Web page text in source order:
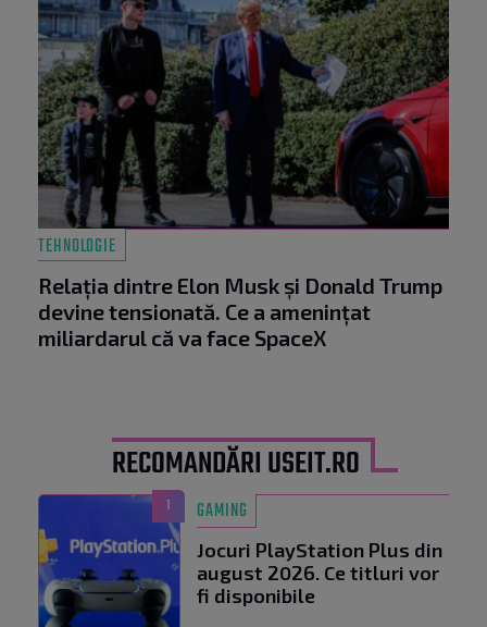
TEHNOLOGIE
Relația dintre Elon Musk și Donald Trump
devine tensionată. Ce a amenințat
miliardarul că va face SpaceX
RECOMANDĂRI USEIT.RO
1 GAMING
Jocuri PlayStation Plus din
august 2026. Ce titluri vor
fi disponibile